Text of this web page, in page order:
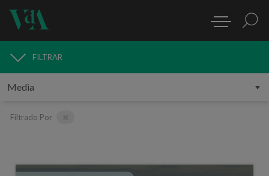
MEDIA
FILTRAR
Filtrado Por